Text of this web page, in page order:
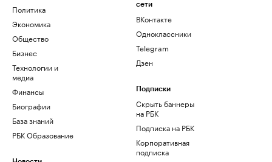
Политика
Экономика
Общество
Бизнес
Технологии и
медиа
Финансы
Биографии
База знаний
РБК Образование
сети
ВКонтакте
Одноклассники
Telegram
Дзен
Подписки
Скрыть баннеры
на РБК
Подписка на РБК
Корпоративная
подписка